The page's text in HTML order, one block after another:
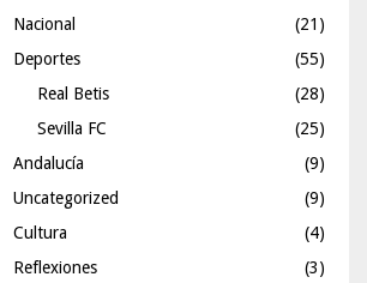
Nacional
(21)
Deportes
(55)
Real Betis
(28)
Sevilla FC
(25)
Andalucía
(9)
Uncategorized
(9)
Cultura
(4)
Reflexiones
(3)